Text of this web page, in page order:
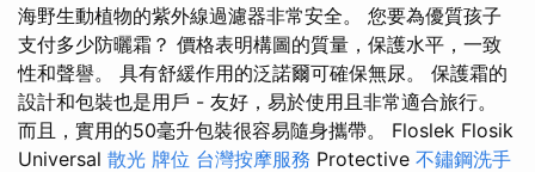
海野生動植物的紫外線過濾器非常安全。 您要為優質孩子
支付多少防曬霜？ 價格表明構圖的質量，保護水平，一致
性和聲譽。 具有舒緩作用的泛諾爾可確保無尿。 保護霜的
設計和包裝也是用戶 - 友好，易於使用且非常適合旅行。
而且，實用的50毫升包裝很容易隨身攜帶。 Floslek Flosik
Universal 散光 牌位 台灣按摩服務 Protective 不鏽鋼洗手